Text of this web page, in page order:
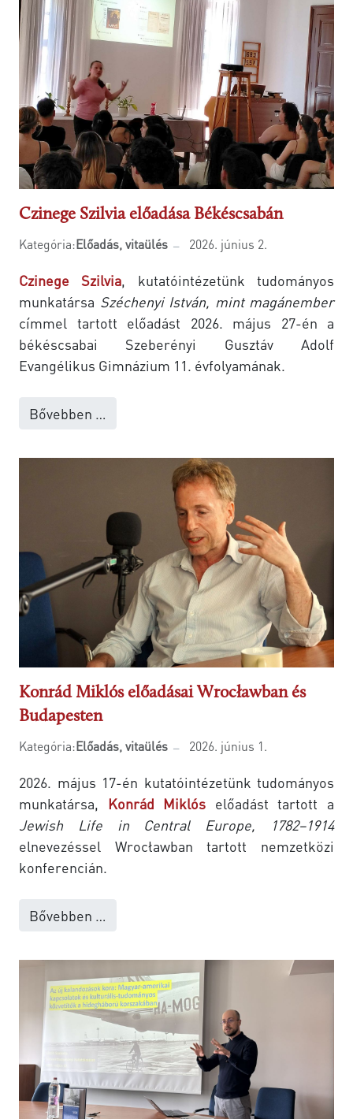
Czinege Szilvia előadása Békéscsabán
Kategória:Előadás, vitaülés 2026. június 2.
Czinege Szilvia , kutatóintézetünk tudományos
munkatársa Széchenyi István, mint magánember
címmel tartott előadást 2026. május 27-én a
békéscsabai Szeberényi Gusztáv Adolf
Evangélikus Gimnázium 11. évfolyamának.
Bővebben …
Konrád Miklós előadásai Wrocławban és
Budapesten
Kategória:Előadás, vitaülés 2026. június 1.
2026. május 17-én kutatóintézetünk tudományos
munkatársa, Konrád Miklós előadást tartott a
Jewish Life in Central Europe, 1782–1914
elnevezéssel Wrocławban tartott nemzetközi
konferencián.
Bővebben …